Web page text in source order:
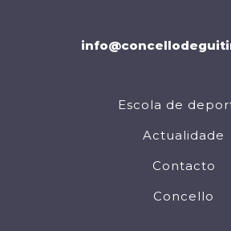
Escola de
Actualidade
Contacto
Concello